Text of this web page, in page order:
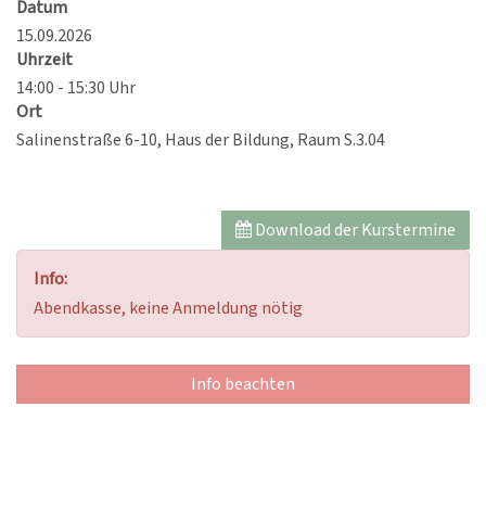
Datum
15.09.2026
Uhrzeit
14:00 - 15:30 Uhr
Ort
Salinenstraße 6-10, Haus der Bildung, Raum S.3.04
Download der Kurstermine
Info:
Abendkasse, keine Anmeldung nötig
Info beachten